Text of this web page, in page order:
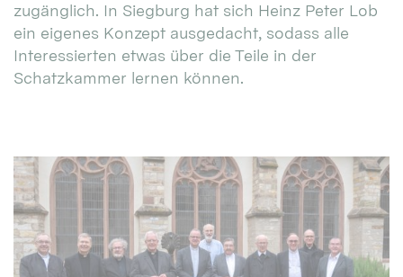
zugänglich. In Siegburg hat sich Heinz Peter Lob
ein eigenes Konzept ausgedacht, sodass alle
Interessierten etwas über die Teile in der
Schatzkammer lernen können.